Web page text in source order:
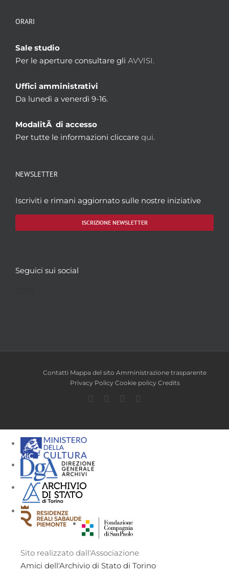
ORARI
Sale studio
Per le aperture consultare gli AVVISI.
Uffici amministrativi
Da lunedì a venerdì 9-16.
ModalitÃ di accesso
Per tutte le informazioni cliccare qui.
NEWSLETTER
Iscriviti e rimani aggiornato sulle nostre iniziative
ISCRIZIONE NEWSLETTER
Seguici sui social
Contatti Mappa del sito Amministrazione trasparente
Privacy Policy Cookie policy Credits
Facebook
TwitterYouTube
Sito realizzato dall'Associazione
Amici dell'Archivio di Stato di Torino